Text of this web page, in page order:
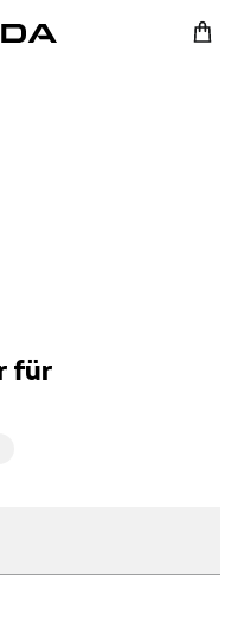
für